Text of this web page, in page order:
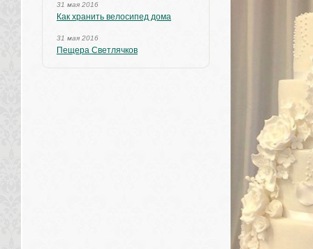
31 мая 2016
Как хранить велосипед дома
31 мая 2016
Пещера Светлячков